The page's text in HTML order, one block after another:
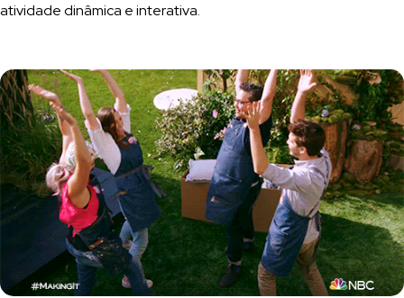
atividade dinâmica e interativa.